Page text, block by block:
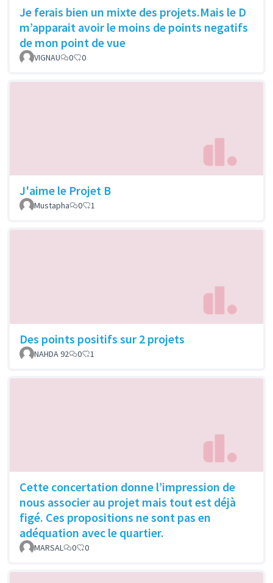
Je ferais bien un mixte des projets.Mais le D
m’apparait avoir le moins de points negatifs
de mon point de vue
VIGNAU 0 0
J'aime le Projet B
Mustapha 0 1
Des points positifs sur 2 projets
NAHDA 92 0 1
Cette concertation donne l’impression de
nous associer au projet mais tout est déjà
figé. Ces propositions ne sont pas en
adéquation avec le quartier.
MARSAL 0 0